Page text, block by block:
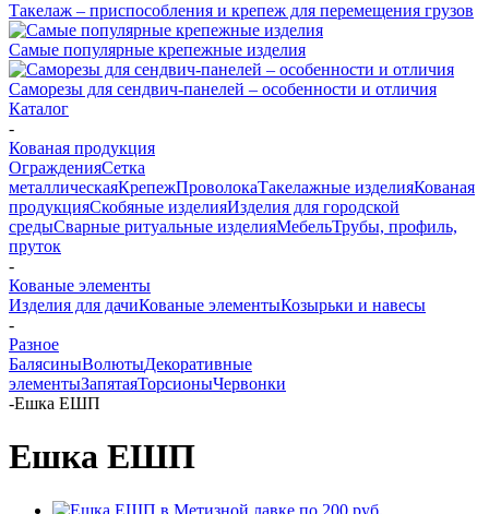
Такелаж – приспособления и крепеж для перемещения грузов
Самые популярные крепежные изделия
Саморезы для сендвич-панелей – особенности и отличия
Каталог
-
Кованая продукция
ОгражденияСетка
металлическаяКрепежПроволокаТакелажные изделияКованая
продукцияСкобяные изделияИзделия для городской
средыСварные ритуальные изделияМебельТрубы, профиль,
пруток
-
Кованые элементы
Изделия для дачиКованые элементыКозырьки и навесы
-
Разное
БалясиныВолютыДекоративные
элементыЗапятаяТорсионыЧервонки
-Ешка ЕШП
Ешка ЕШП